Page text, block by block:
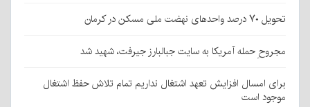
تحویل ۷۰ درصد واحدهای نهضت ملی مسکن در کرمان
مجروحِ حمله آمریکا به سایت جبالبارز جیرفت، شهید شد
برای امسال افزایش تعهد اشتغال نداریم تمام تلاش حفظ اشتغال
موجود است